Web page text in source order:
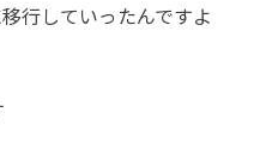
行していったんですよ